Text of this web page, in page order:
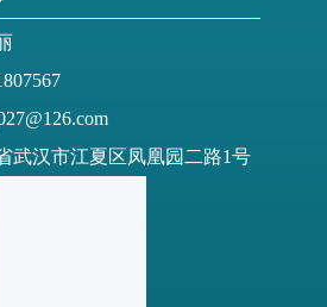
武汉市江夏区凤凰园二路1号